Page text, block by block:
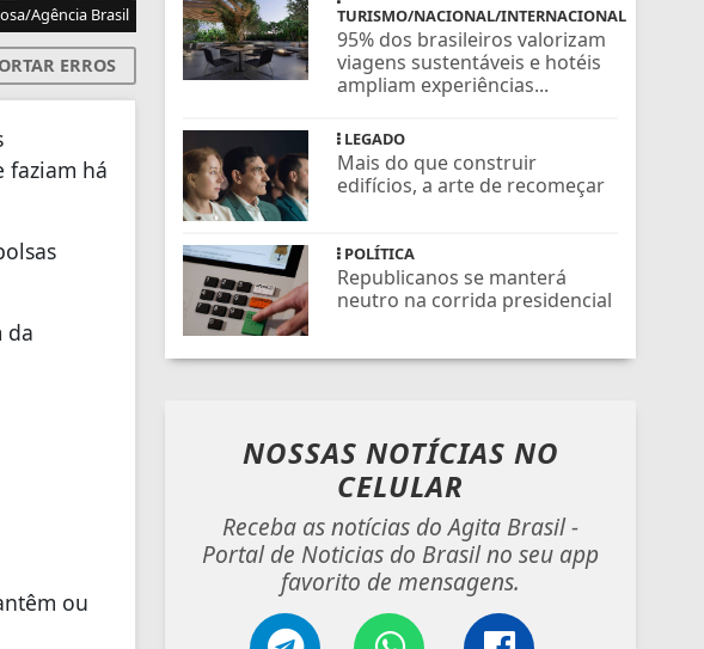
Agência Brasil
ERROS
faziam há
da
ou
TURISMO/NACIONAL/INTERNACIONAL
95% dos brasileiros valorizam
viagens sustentáveis e hotéis
ampliam experiências...
LEGADO
Mais do que construir
edifícios, a arte de recomeçar
POLÍTICA
Republicanos se manterá
neutro na corrida presidencial
NOSSAS NOTÍCIAS NO
CELULAR
Receba as notícias do Agita Brasil -
Portal de Noticias do Brasil no seu app
favorito de mensagens.